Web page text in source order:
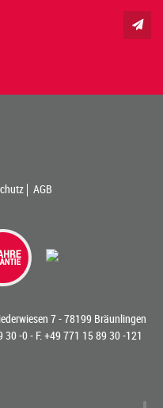
AGB
7 - 78199 Bräunlingen
30 -0- F. +49 771 15 89 30 -121